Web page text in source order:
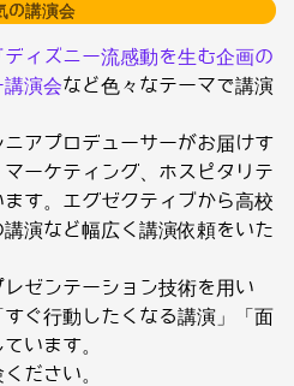
の講演会
ィズニー流感動を生む企画の
講演会など色々なテーマで講演
アプロデューサーがお届けす
ーケティング、ホスピタリテ
す。エグゼクティブから高校
演など幅広く講演依頼をいた
ゼンテーション技術を用い
ぐ行動したくなる講演」「面
います。
ださい。